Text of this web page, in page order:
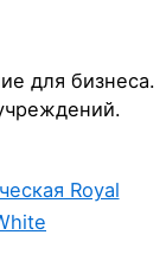
для бизнеса.